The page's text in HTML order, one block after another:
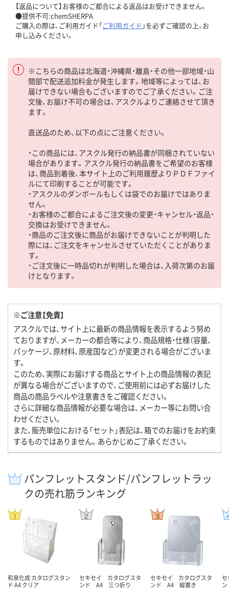
【返品について】お客様のご都合による返品はお受けできません。
●提供不可:chemSHERPA
ご購入の際は、ご利用ガイド「ご利用ガイド 」を必ずご確認の上、お
申し込みください。
※こちらの商品は北海道・沖縄県・離島・その他一部地域・山
間部で配送追加料金が発生します。地域等によっては、お
届けできない場合もございますのでご了承ください。ご注
文後、お届け不可の場合は、アスクルよりご連絡させて頂き
ます。
直送品のため、以下の点にご注意ください。
・この商品には、アスクル発行の納品書が同梱されていない
場合があります。アスクル発行の納品書をご希望のお客様
は、商品到着後、本サイト上のご利用履歴よりＰＤＦファイ
ルにて印刷することが可能です。
・アスクルのダンボールもしくは袋でのお届けではありま
せん。
・お客様のご都合によるご注文後の変更・キャンセル・返品・
交換はお受けできません。
・商品のご注文後に商品がお届けできないことが判明した
際には、ご注文をキャンセルさせていただくことがありま
す。
・ご注文後に一時品切れが判明した場合は、入荷次第のお届
けとなります。
※ご注意【免責】
アスクルでは、サイト上に最新の商品情報を表示するよう努め
ておりますが、メーカーの都合等により、商品規格・仕様（容量、
パッケージ、原材料、原産国など）が変更される場合がございま
す。
このため、実際にお届けする商品とサイト上の商品情報の表記
が異なる場合がございますので、ご使用前には必ずお届けした
商品の商品ラベルや注意書きをご確認ください。
さらに詳細な商品情報が必要な場合は、メーカー等にお問い合
わせください。
また、販売単位における「セット」表記は、箱でのお届けをお約束
するものではありません。あらかじめご了承ください。
パンフレットスタンド/パンフレットラッ
クの売れ筋ランキング
和泉化成 カタログスタン
ド A4 クリア
セキセイ カタログスタ
ンド A4 三つ折り
セキセイ カタログスタ
ンド A4 縦置き